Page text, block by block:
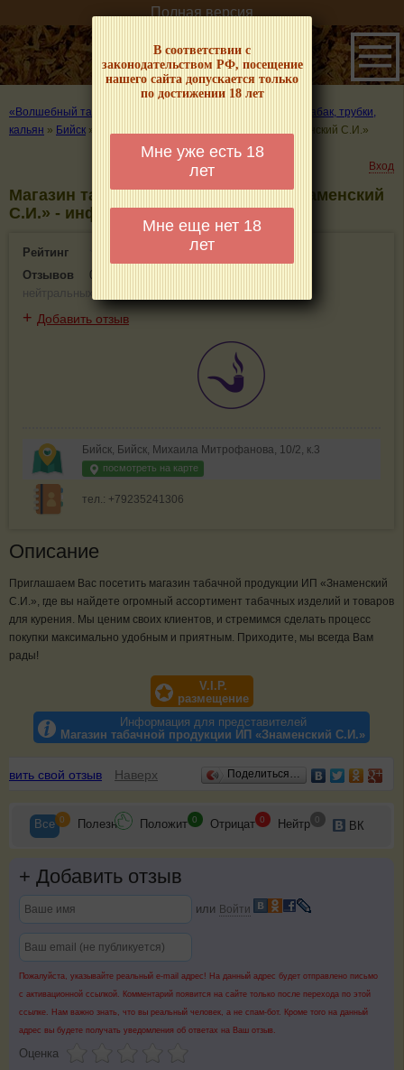
В соответствии с
законодательством РФ, посещение
нашего сайта допускается только
по достижении 18 лет
Мне уже есть 18
лет
Мне еще нет 18
лет
Полная версия
«Волшебный табачок» – о табаке и курении
Где купить табак, трубки,
кальян » Бийск » Магазин табачной продукции ИП «Знаменский С.И.»
Вход
Магазин табачной продукции ИП «Знаменский
С.И.» - информация и отзывы. Бийск
Рейтинг
0(0)
Отзывов
0
нейтральных
+ Добавить отзыв
Бийск, Бийск, Михаила Митрофанова, 10/2, к.3
посмотреть на карте
тел.: +79235241306
Описание
Приглашаем Вас посетить магазин табачной продукции ИП «Знаменский
С.И.», где вы найдете огромный ассортимент табачных изделий и товаров
для курения. Мы ценим своих клиентов, и стремимся сделать процесс
покупки максимально удобным и приятным. Приходите, мы всегда Вам
рады!
V.I.P.
размещение
Информация для представителей
Магазин табачной продукции ИП «Знаменский С.И.»
Отзывы
свой отзыв Наверх Поделиться…
Все 0 Полезн Положит 0 Отрицат 0 Нейтр 0 ВК
+ Добавить отзыв
или Войти
Пожалуйста, указывайте реальный e-mail адрес! На данный адрес будет отправлено письмо
с активационной ссылкой. Комментарий появится на сайте только после перехода по этой
ссылке. Нам важно знать, что вы реальный человек, а не спам-бот. Кроме того на данный
адрес вы будете получать уведомления об ответах на Ваш отзыв.
Оценка